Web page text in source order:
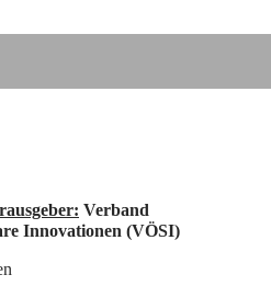
Verband
Innovationen (VÖSI)